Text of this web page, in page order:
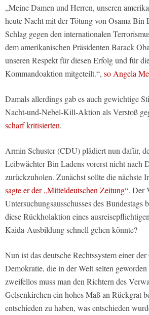
„Meine Damen und Herren, unseren
heute Nacht mit der Tötung von Osama Bin
Schlag gegen den internationalen
dem amerikanischen Präsidenten Barack
unseren Respekt für diesen Erfolg und für
Kommandoaktion mitgeteilt.“, so Angela
Damals allerdings gab es auch gewichtige
Nacht-und-Nebel-Kill-Aktion als Verstoß
scharf kritisierten.
Armin Schuster (CDU) plädiert nun dafür,
Leibwächter Bin Ladens vorerst nicht nach
zurückzuholen. Zunächst sollte die nächste
sagte er der „Mitteldeutschen Zeitung“. Der
Untersuchungsausschusses des Bundestags
diese Rückholaktion eines
Kaida-Ausbildung schnell gehen könnte?
Nun ist das deutsche Rechtssystem einer
Demokratie, die in der Welt selten
zweifellos muss man den Richtern des
Gelsenkirchen ein hohes Maß an Rückgrat
entschieden zu haben, was entschieden